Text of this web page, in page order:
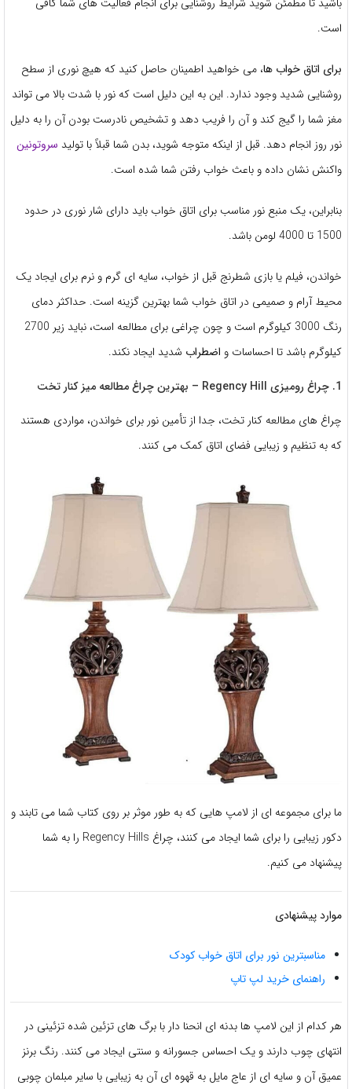
است.
برای اتاق خواب ها، می خواهید اطمینان حاصل کنید که هیچ نوری از سطح
روشنایی شدید وجود ندارد. این به این دلیل است که نور با شدت بالا می تواند
مغز شما را گیج کند و آن را فریب دهد و تشخیص نادرست بودن آن را به دلیل
نور روز انجام دهد. قبل از اینکه متوجه شوید، بدن شما قبلاً با تولید سروتونین
واکنش نشان داده و باعث خواب رفتن شما شده است.
بنابراین، یک منبع نور مناسب برای اتاق خواب باید دارای شار نوری در حدود
1500 تا 4000 لومن باشد.
خواندن، فیلم یا بازی شطرنج قبل از خواب، سایه ای گرم و نرم برای ایجاد یک
محیط آرام و صمیمی در اتاق خواب شما بهترین گزینه است. حداکثر دمای
رنگ 3000 کیلوگرم است و چون چراغی برای مطالعه است، نباید زیر 2700
کیلوگرم باشد تا احساسات و اضطراب شدید ایجاد نکند.
1. چراغ رومیزی Regency Hill – بهترین چراغ مطالعه میز کنار تخت
چراغ های مطالعه کنار تخت، جدا از تأمین نور برای خواندن، مواردی هستند
که به تنظیم و زیبایی فضای اتاق کمک می کنند.
ما برای مجموعه ای از لامپ هایی که به طور موثر بر روی کتاب شما می تابند و
دکور زیبایی را برای شما ایجاد می کنند، چراغ Regency Hills را به شما
پیشنهاد می کنیم.
موارد پیشنهادی
مناسبترین نور برای اتاق خواب کودک
راهنمای خرید لپ تاپ
هر کدام از این لامپ ها بدنه ای انحنا دار با برگ های تزئین شده تزئینی در
انتهای چوب دارند و یک احساس جسورانه و سنتی ایجاد می کنند. رنگ برنز
عمیق آن و سایه ای از عاج مایل به قهوه ای آن به زیبایی با سایر مبلمان چوبی